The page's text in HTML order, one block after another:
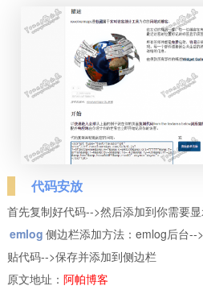
代码安放
首先复制好代码-->然后添加到你需要
emlog 侧边栏添加方法：emlog后台
贴代码-->保存并添加到侧边栏
原文地址： 阿帕博客